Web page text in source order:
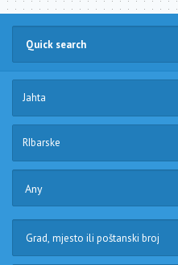
Jahta
RIbarske
Any